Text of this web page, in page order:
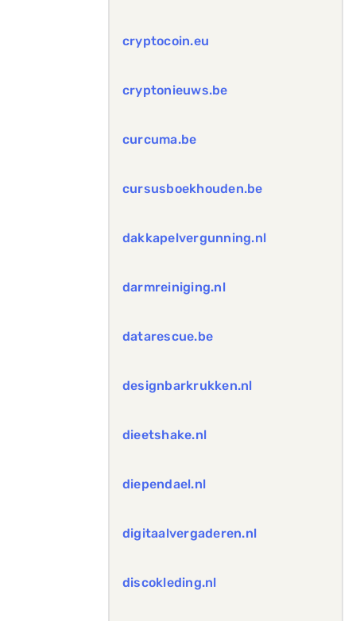
cryptocoin.eu
cryptonieuws.be
curcuma.be
cursusboekhouden.be
dakkapelvergunning.nl
darmreiniging.nl
datarescue.be
designbarkrukken.nl
dieetshake.nl
diependael.nl
digitaalvergaderen.nl
discokleding.nl